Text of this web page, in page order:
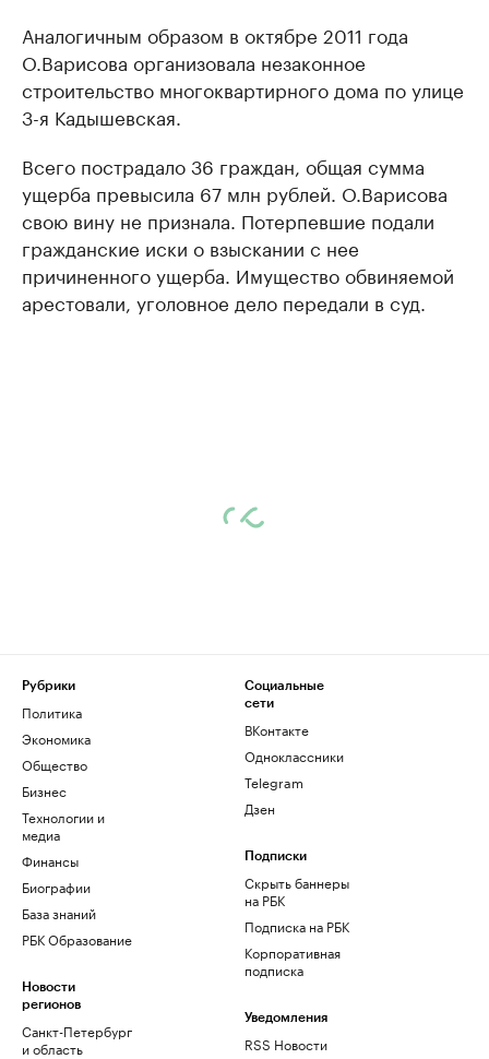
Аналогичным образом в октябре 2011 года
О.Варисова организовала незаконное
строительство многоквартирного дома по улице
3-я Кадышевская.
Всего пострадало 36 граждан, общая сумма
ущерба превысила 67 млн рублей. О.Варисова
свою вину не признала. Потерпевшие подали
гражданские иски о взыскании с нее
причиненного ущерба. Имущество обвиняемой
арестовали, уголовное дело передали в суд.
Рубрики
Политика
Экономика
Общество
Бизнес
Технологии и
медиа
Финансы
Биографии
База знаний
РБК Образование
Новости
регионов
Санкт-Петербург
и область
Социальные
сети
ВКонтакте
Одноклассники
Telegram
Дзен
Подписки
Скрыть баннеры
на РБК
Подписка на РБК
Корпоративная
подписка
Уведомления
RSS Новости